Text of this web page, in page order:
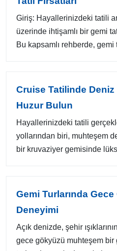
Giriş: Hayallerinizdeki tatili
üzerinde ihtişamlı bir gemi
Bu kapsamlı rehberde, gemi
Cruise Tatilinde Deniz
Huzur Bulun
Hayallerinizdeki tatili
yollarından biri, muhteşem
bir kruvaziyer gemisinde
Gemi Turlarında
Deneyimi
Açık denizde, şehir
gece gökyüzü muhteşem bir